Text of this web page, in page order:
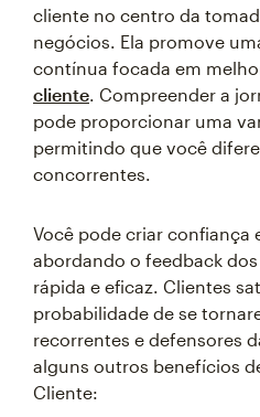
cliente no centro da
negócios. Ela promove
contínua focada em
cliente. Compreender a
pode proporcionar uma
permitindo que você
concorrentes.
Você pode criar confiança
abordando o feedback
rápida e eficaz. Clientes
probabilidade de se
recorrentes e defensores
alguns outros benefícios
Cliente: